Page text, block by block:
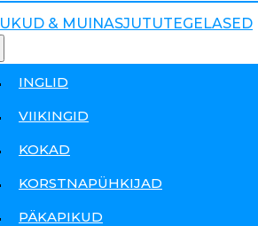
& MUINASJUTUTEGELASED
INGLID
VIIKINGID
KOKAD
KORSTNAPÜHKIJAD
PÄKAPIKUD